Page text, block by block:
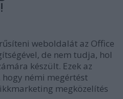
weboldalát az Office
de nem tudja, hol
készült. Ezek az
némi megértést
megközelítés